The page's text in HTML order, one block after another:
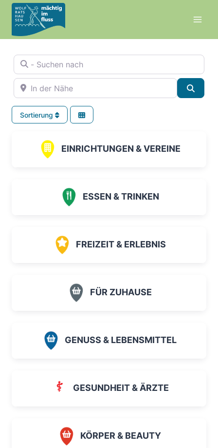
Zum
Inhalt
springen
- Suchen nach
In der Nähe
Sortierung
EINRICHTUNGEN & VEREINE
ESSEN & TRINKEN
FREIZEIT & ERLEBNIS
FÜR ZUHAUSE
GENUSS & LEBENSMITTEL
GESUNDHEIT & ÄRZTE
KÖRPER & BEAUTY